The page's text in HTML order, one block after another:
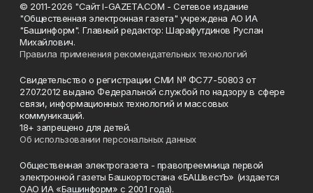
© 2011-2026 "Сайт I-GAZETA.COM - Сетевое издание
"Общественная электронная газета" учреждена АО ИА
"Башинформ". Главный редактор: Шарафутдинов Руслан
Михайлович.
Правила применения рекомендательных технологий
Свидетельство о регистрации СМИ № ФС77-50803 от
27.07.2012 выдано Федеральной службой по надзору в сфере
связи, информационных технологий и массовых
коммуникаций.
18+ запрещено для детей.
Об использовании персональных данных
Общественная электрогазета - правопреемница первой
электронной газеты Башкортостана «БАШвестЪ» (издается
ОАО ИА «Башинформ» с 2001 года).